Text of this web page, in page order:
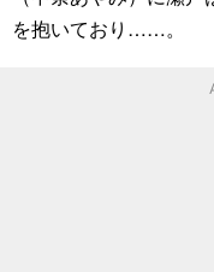
を抱いており……。